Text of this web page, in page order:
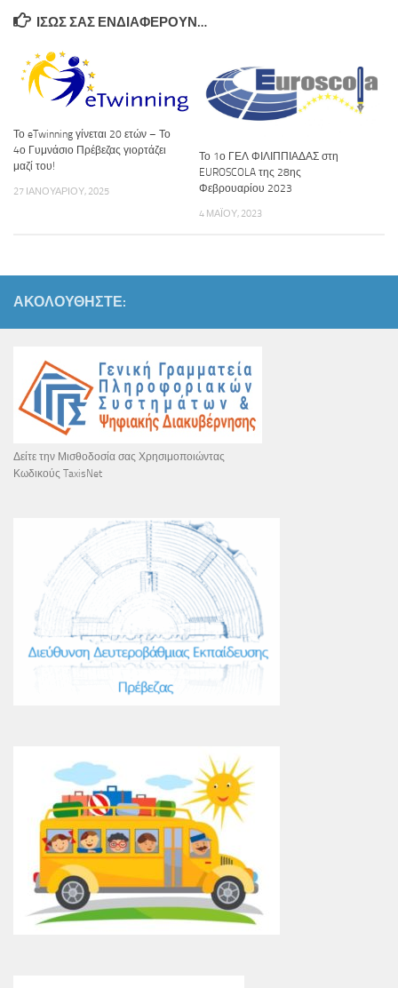
ΊΣΩΣ ΣΑΣ ΕΝΔΙΑΦΈΡΟΥΝ…
Το eTwinning γίνεται 20 ετών – Το
4ο Γυμνάσιο Πρέβεζας γιορτάζει
μαζί του!
27 ΙΑΝΟΥΑΡΊΟΥ, 2025
Το 1ο ΓΕΛ ΦΙΛΙΠΠΙΑΔΑΣ στη
EUROSCOLA της 28ης
Φεβρουαρίου 2023
4 ΜΑΪ́ΟΥ, 2023
ΑΚΟΛΟΥΘΉΣΤΕ:
Δείτε την Μισθοδοσία σας Χρησιμοποιώντας
Κωδικούς TaxisNet